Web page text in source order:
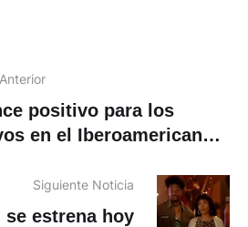
positivo para los
en el Iberoamericano
Siguiente Noticia
se estrena hoy